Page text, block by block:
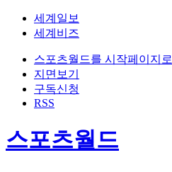
세계일보
세계비즈
스포츠월드를 시작페이지로
지면보기
구독신청
RSS
스포츠월드